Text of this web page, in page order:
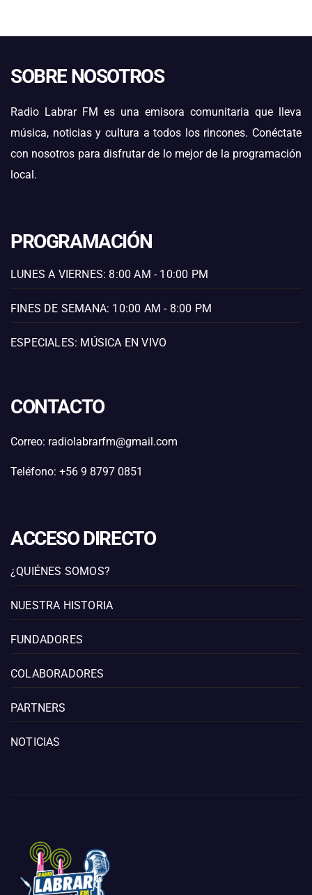
SOBRE NOSOTROS
Radio Labrar FM es una emisora comunitaria que lleva
música, noticias y cultura a todos los rincones. Conéctate
con nosotros para disfrutar de lo mejor de la programación
local.
PROGRAMACIÓN
LUNES A VIERNES: 8:00 AM - 10:00 PM
FINES DE SEMANA: 10:00 AM - 8:00 PM
ESPECIALES: MÚSICA EN VIVO
CONTACTO
Correo: radiolabrarfm@gmail.com
Teléfono: +56 9 8797 0851
ACCESO DIRECTO
¿QUIÉNES SOMOS?
NUESTRA HISTORIA
FUNDADORES
COLABORADORES
PARTNERS
NOTICIAS